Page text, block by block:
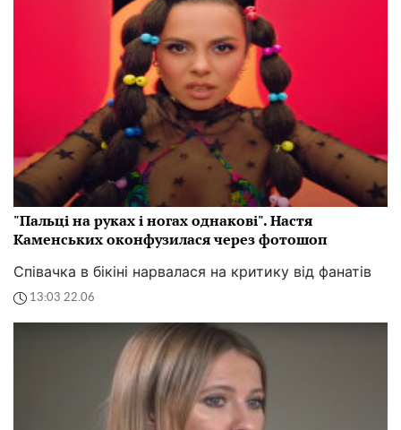
"Пальці на руках і ногах однакові". Настя
Каменських оконфузилася через фотошоп
Співачка в бікіні нарвалася на критику від фанатів
13:03 22.06